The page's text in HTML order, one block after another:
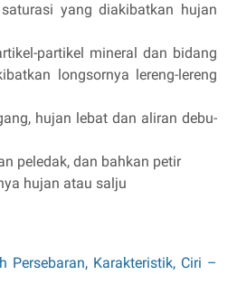
yang diakibatkan hujan
partikel mineral dan bidang
longsornya lereng-lereng
hujan lebat dan aliran debu-
peledak, dan bahkan petir
hujan atau salju
Persebaran, Karakteristik, Ciri –